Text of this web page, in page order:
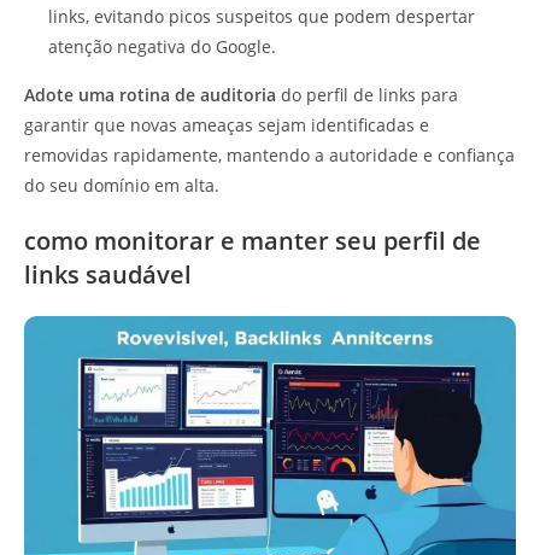
links, evitando picos suspeitos que podem despertar
atenção negativa do Google.
Adote uma rotina de auditoria do perfil de links para
garantir que novas ameaças sejam identificadas e
removidas rapidamente, mantendo a autoridade e confiança
do seu domínio em alta.
como monitorar e manter seu perfil de
links saudável